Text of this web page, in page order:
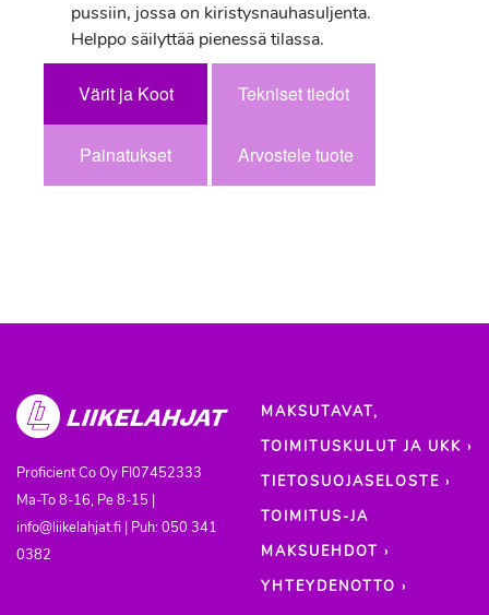
pussiin, jossa on kiristysnauhasuljenta.
Helppo säilyttää pienessä tilassa.
Värit ja Koot Tekniset tiedot
Painatukset Arvostele tuote
Proficient Co Oy FI07452333
Ma-To 8-16, Pe 8-15 |
info@liikelahjat.fi | Puh: 050 341
0382
MAKSUTAVAT,
TOIMITUSKULUT JA UKK ›
TIETOSUOJASELOSTE ›
TOIMITUS-JA
MAKSUEHDOT ›
YHTEYDENOTTO ›